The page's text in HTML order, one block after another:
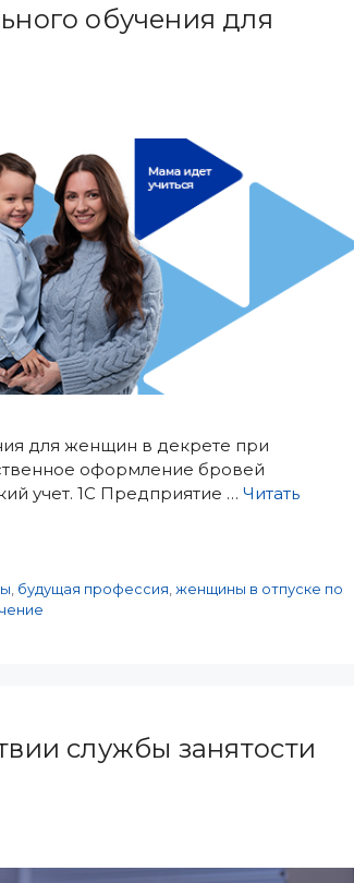
обучения для
для женщин в декрете при
оформление бровей
учет. 1С Предприятие … Читать
будущая профессия ,женщины в отпуске по
службы занятости